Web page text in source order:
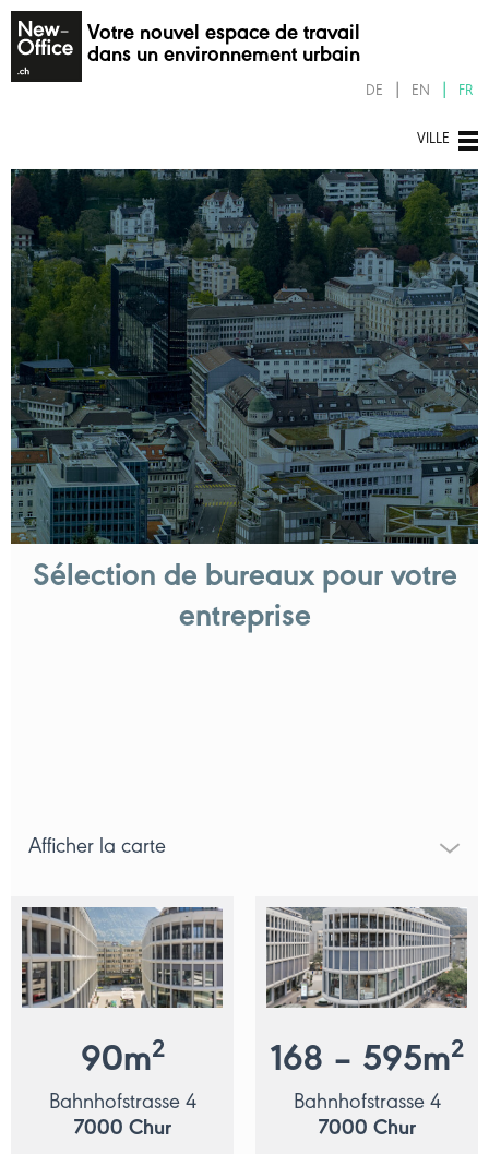
Votre nouvel espace de travail
dans un environnement urbain
DE EN FR
VILLE
Sélection de bureaux pour votre
entreprise
Afficher la carte
90m2
Bahnhofstrasse 4
7000 Chur
168 – 595m2
Bahnhofstrasse 4
7000 Chur